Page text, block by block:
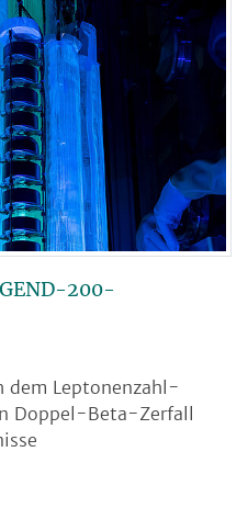
200-
dem Leptonenzahl-
Doppel-Beta-Zerfall